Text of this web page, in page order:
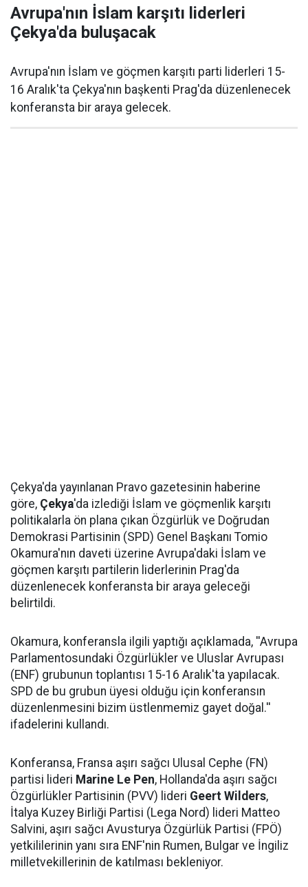
Avrupa'nın İslam karşıtı liderleri
Çekya'da buluşacak
Avrupa'nın İslam ve göçmen karşıtı parti liderleri 15-
16 Aralık'ta Çekya'nın başkenti Prag'da düzenlenecek
konferansta bir araya gelecek.
Çekya'da yayınlanan Pravo gazetesinin haberine
göre, Çekya'da izlediği İslam ve göçmenlik karşıtı
politikalarla ön plana çıkan Özgürlük ve Doğrudan
Demokrasi Partisinin (SPD) Genel Başkanı Tomio
Okamura'nın daveti üzerine Avrupa'daki İslam ve
göçmen karşıtı partilerin liderlerinin Prag'da
düzenlenecek konferansta bir araya geleceği
belirtildi.
Okamura, konferansla ilgili yaptığı açıklamada, ''Avrupa
Parlamentosundaki Özgürlükler ve Uluslar Avrupası
(ENF) grubunun toplantısı 15-16 Aralık'ta yapılacak.
SPD de bu grubun üyesi olduğu için konferansın
düzenlenmesini bizim üstlenmemiz gayet doğal.''
ifadelerini kullandı.
Konferansa, Fransa aşırı sağcı Ulusal Cephe (FN)
partisi lideri Marine Le Pen, Hollanda'da aşırı sağcı
Özgürlükler Partisinin (PVV) lideri Geert Wilders,
İtalya Kuzey Birliği Partisi (Lega Nord) lideri Matteo
Salvini, aşırı sağcı Avusturya Özgürlük Partisi (FPÖ)
yetkililerinin yanı sıra ENF'nin Rumen, Bulgar ve İngiliz
milletvekillerinin de katılması bekleniyor.